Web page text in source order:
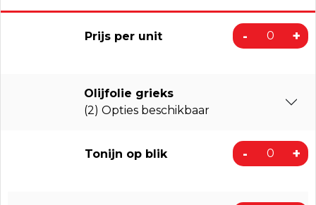
Prijs per unit - +
Olijfolie grieks
(2) Opties beschikbaar
Tonijn op blik - +